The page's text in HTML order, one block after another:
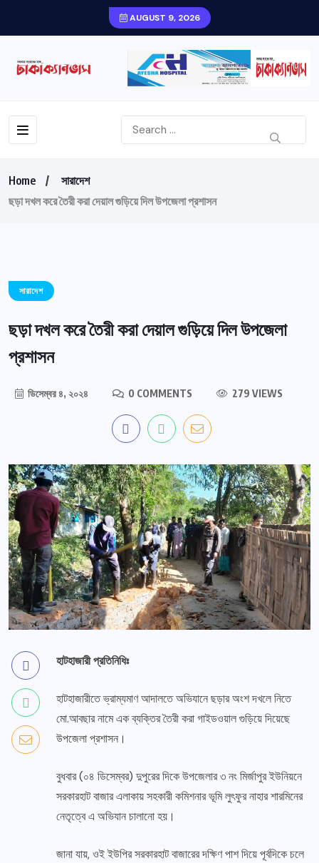
AUGUST 9, 2026
Home
সারাদেশ
ছড়া দখল করে তৈরী করা দেয়াল গুড়িয়ে দিল উপজেলা প্রশাসন
সারাদেশ
ছড়া দখল করে তৈরী করা দেয়াল গুড়িয়ে দিল উপজেলা
প্রশাসন
ডিসেম্বর ৪, ২০২৪ 0 COMMENTS 279 VIEWS
হাটহাজারী প্রতিনিধিঃ
হাটহাজারীতে ভ্রাম্যমাণ আদালতে অভিযানে ছড়ার অংশ দখলে নিতে
মো.আবছার নামে এক ব্যক্তির তৈরী করা গাইডওয়াল গুড়িয়ে দিয়েছে
উপজেলা প্রশাসন।
বুধবার (০৪ ডিসেম্বর) দুপুরের দিকে উপজেলার ৩ নং মির্জাপুর ইউনিয়নে
সরকারহাট বাজার এলাকায় সহকারী কমিশনার ভূমি লুৎফুর নাহার শারমিনের
নেতৃত্বে এ অভিযান চালানো হয়।
জানা যায়, ওই ইউপির সরকারহাট বাজারের দক্ষিণ পাশ দিয়ে পূর্বদিকে চলে